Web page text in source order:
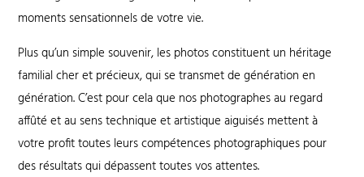
moments sensationnels de votre vie.
Plus qu’un simple souvenir, les photos constituent un héritage
familial cher et précieux, qui se transmet de génération en
génération. C’est pour cela que nos photographes au regard
affûté et au sens technique et artistique aiguisés mettent à
votre profit toutes leurs compétences photographiques pour
des résultats qui dépassent toutes vos attentes.